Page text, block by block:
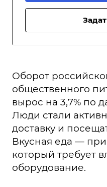
Оборот
общественного
вырос на 3,7% по
Люди стали
доставку и
Вкусная еда —
который требует
оборудование.